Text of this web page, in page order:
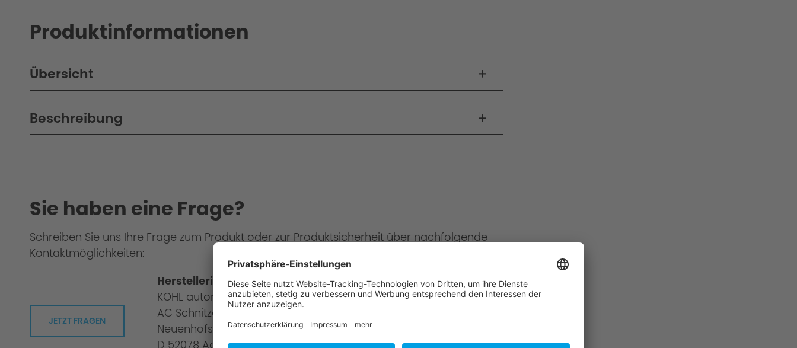
Produktinformationen
Übersicht
Beschreibung
Sie haben eine Frage?
Schreiben Sie uns Ihre Frage zum Produkt oder zur Produktsicherheit über nachfolgende
Kontaktmöglichkeiten:
JETZT FRAGEN
Herstellerinformationen
KOHL automobile GmbH
AC Schnitzer
Neuenhofstraße 160
D 52078 Aachen